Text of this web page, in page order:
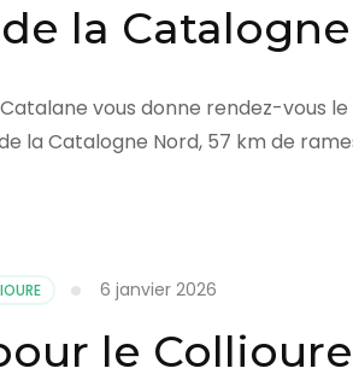
la
vous donne rendez-vous
la Catalogne Nord, 57 km de
6 janvier 2026
le